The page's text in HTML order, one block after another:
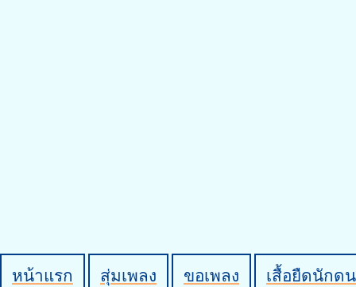
หน้าแรก สุ่มเพลง ขอเพลง เสื้อยืดนักด